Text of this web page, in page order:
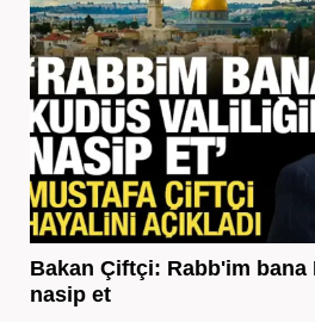
Bakan Çiftçi: Rabb'im
nasip et